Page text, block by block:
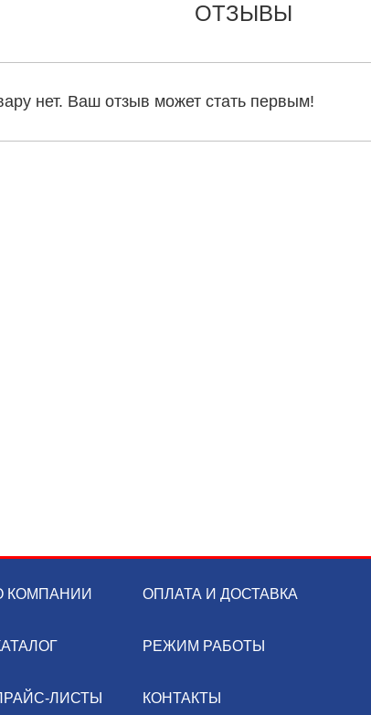
ОТЗЫВЫ
нет. Ваш отзыв может стать первым!
КОМПАНИИ
ЛИСТЫ
ОПЛАТА И ДОСТАВКА
РЕЖИМ РАБОТЫ
КОНТАКТЫ